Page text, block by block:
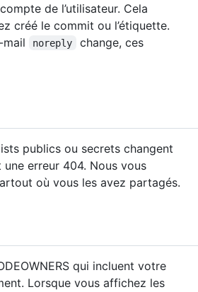
de l’utilisateur. Cela
créé le commit ou l’étiquette.
mail
noreply
change, ces
publics ou secrets changent
erreur 404. Nous vous
où vous les avez partagés.
qui incluent votre
Lorsque vous affichez les